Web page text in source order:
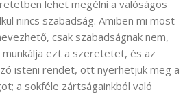
lehet megélni a valóságos
nincs szabadság. Amiben mi most
csak szabadságnak nem,
ezt a szeretetet, és az
isteni rendet, ott nyerhetjük meg a
a sokféle zártságainkból való